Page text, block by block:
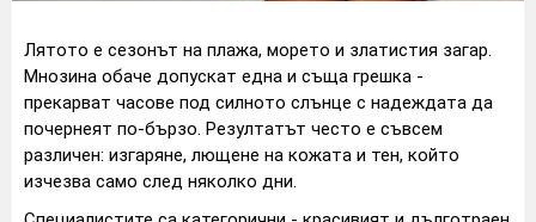
Лятото е сезонът на плажа, морето и златистия загар.
Мнозина обаче допускат една и съща грешка -
прекарват часове под силното слънце с надеждата да
почернеят по-бързо. Резултатът често е съвсем
различен: изгаряне, лющене на кожата и тен, който
изчезва само след няколко дни.